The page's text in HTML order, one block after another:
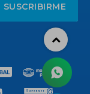
SUSCRIBIRME